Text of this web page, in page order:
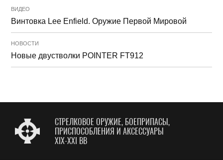
ВИДЕО
Винтовка Lee Enfield. Оружие Первой Мировой
НОВОСТИ
Новые двустволки POINTER FT912
СТРЕЛКОВОЕ ОРУЖИЕ, БОЕПРИПАСЫ,
ПРИСПОСОБЛЕНИЯ И АКСЕССУАРЫ
XIX-XXI ВВ